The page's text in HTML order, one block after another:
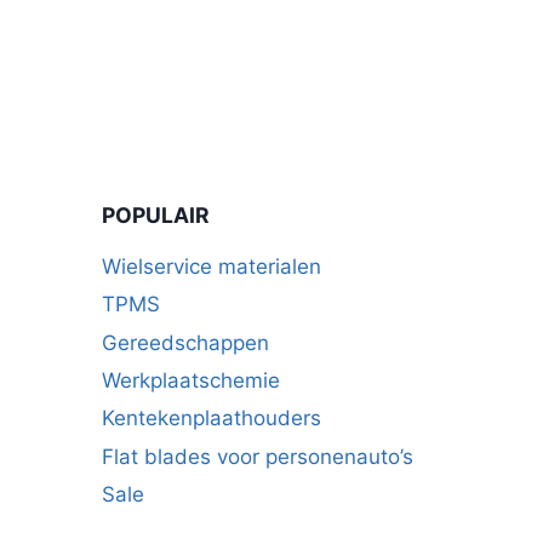
POPULAIR
Wielservice materialen
TPMS
Gereedschappen
Werkplaatschemie
Kentekenplaathouders
Flat blades voor personenauto’s
Sale